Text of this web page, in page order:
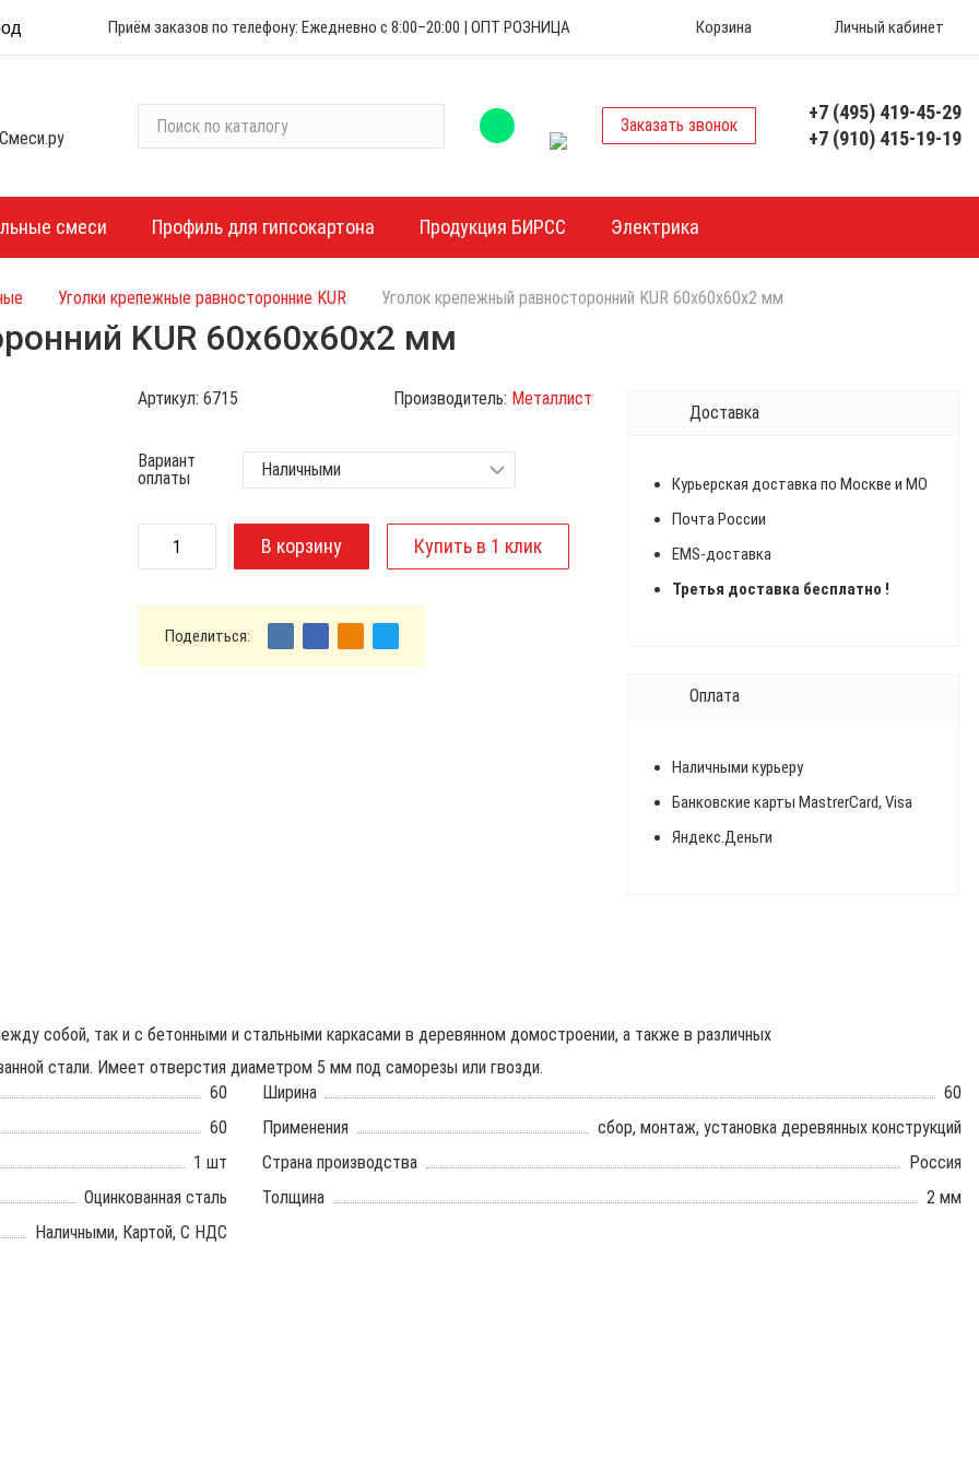
Приём заказов по телефону: Ежедневно с 8:00–20:00 | ОПТ РОЗНИЦА Корзина Личный кабинет
с
к
а
т
л
г
у
Заказать звонок
+7 (495) 419-45-29
+7 (910) 415-19-19
смеси Профиль для гипсокартона Продукция БИРСС Электрика
Уголки крепежные равносторонние KUR Уголок крепежный равносторонний KUR 60х60х60х2 мм
KUR 60х60х60х2 мм
Артикул: 6715 Производитель: Металлист
Вариант
оплаты
Поделиться:
Доставка
Курьерская доставка по Москве и МО
Почта России
EMS-доставка
Третья доставка бесплатно !
Оплата
Наличными курьеру
Банковские карты MastrerCard, Visa
Яндекс.Деньги
собой, так и с бетонными и стальными каркасами в деревянном домостроении, а также в различных
стали. Имеет отверстия диаметром 5 мм под саморезы или гвозди.
60 Ширина
60
60 Применения
сбор, монтаж, установка деревянных конструкций
1 шт Страна производства
Россия
Оцинкованная сталь Толщина
2 мм
Наличными, Картой, С НДС